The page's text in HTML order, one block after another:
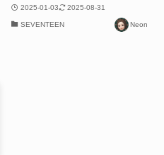
2025-01-03 2025-08-31
SEVENTEEN Neon